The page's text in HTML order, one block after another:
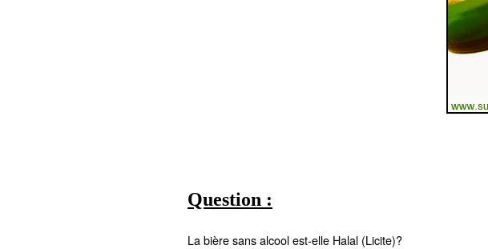
Question :
La bière sans alcool est-elle Halal (Licite)?